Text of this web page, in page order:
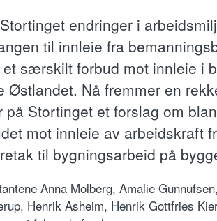
endringer i
til innleie fra
særskilt forbud mot innleie i
Østlandet. Nå fremmer en
på Stortinget et forslag om
mot innleie av arbeidskraft
til bygningsarbeid på
Anna Molberg, Amalie
Henrik Asheim, Henrik Gottfries